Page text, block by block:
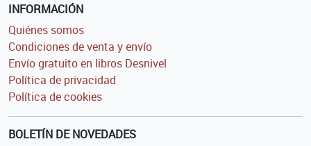
INFORMACIÓN
Quiénes somos
Condiciones de venta y envío
Envío gratuito en libros Desnivel
Política de privacidad
Política de cookies
BOLETÍN DE NOVEDADES